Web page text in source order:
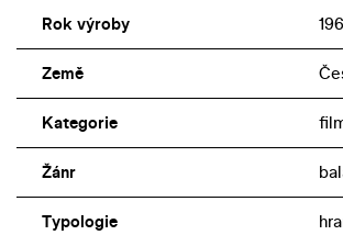
Rok výroby
Země
Kategorie
Žánr
Typologie